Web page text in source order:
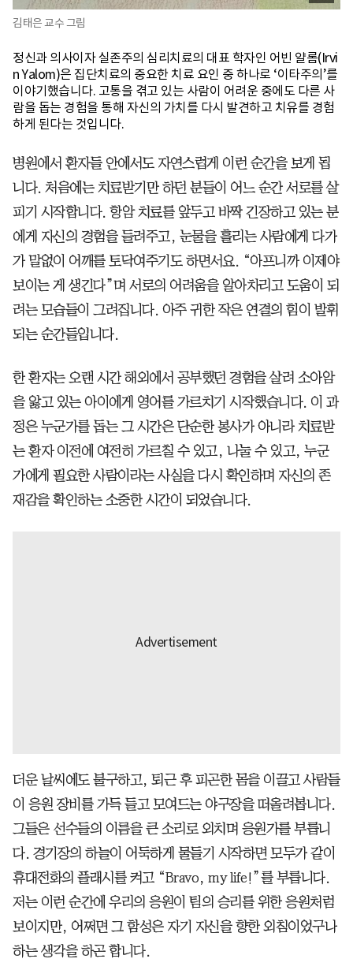
김태은 교수 그림
정신과 의사이자 실존주의 심리치료의 대표 학자인 어빈 얄롬(Irvi
n Yalom)은 집단치료의 중요한 치료 요인 중 하나로 ‘이타주의’를
이야기했습니다. 고통을 겪고 있는 사람이 어려운 중에도 다른 사
람을 돕는 경험을 통해 자신의 가치를 다시 발견하고 치유를 경험
하게 된다는 것입니다.
병원에서 환자들 안에서도 자연스럽게 이런 순간을 보게 됩
니다. 처음에는 치료받기만 하던 분들이 어느 순간 서로를 살
피기 시작합니다. 항암 치료를 앞두고 바짝 긴장하고 있는 분
에게 자신의 경험을 들려주고, 눈물을 흘리는 사람에게 다가
가 말없이 어깨를 토닥여주기도 하면서요. “아프니까 이제야
보이는 게 생긴다”며 서로의 어려움을 알아차리고 도움이 되
려는 모습들이 그려집니다. 아주 귀한 작은 연결의 힘이 발휘
되는 순간들입니다.
한 환자는 오랜 시간 해외에서 공부했던 경험을 살려 소아암
을 앓고 있는 아이에게 영어를 가르치기 시작했습니다. 이 과
정은 누군가를 돕는 그 시간은 단순한 봉사가 아니라 치료받
는 환자 이전에 여전히 가르칠 수 있고, 나눌 수 있고, 누군
가에게 필요한 사람이라는 사실을 다시 확인하며 자신의 존
재감을 확인하는 소중한 시간이 되었습니다.
더운 날씨에도 불구하고, 퇴근 후 피곤한 몸을 이끌고 사람들
이 응원 장비를 가득 들고 모여드는 야구장을 떠올려봅니다.
그들은 선수들의 이름을 큰 소리로 외치며 응원가를 부릅니
다. 경기장의 하늘이 어둑하게 물들기 시작하면 모두가 같이
휴대전화의 플래시를 켜고 “Bravo, my life!”를 부릅니다.
저는 이런 순간에 우리의 응원이 팀의 승리를 위한 응원처럼
보이지만, 어쩌면 그 함성은 자기 자신을 향한 외침이었구나
하는 생각을 하곤 합니다.